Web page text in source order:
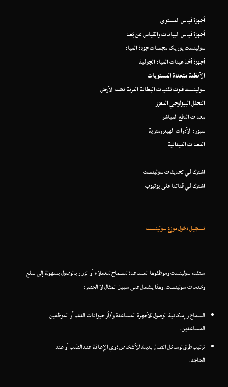
أجهزة قياس المستوى
أجهزة قياس البيانات والقياس عن بُعد
سولينست يوريكا مجسات جودة المياه
أجهزة أخذ عينات المياه الجوفية
الأنظمة متعددة المستويات
سولينست فلوت تقنيات البطانة المرنة تحت الأرض
التحلل البيولوجي المعزز
معدات الدفع المباشر
سبور: الأدوات الهيدرومترية
المعدات الميدانية
اشترك في تحديثات سولينست
اشترك في قناتنا على يوتيوب
تسجيل دخول موزع سولينست
ستقدم سولينست وموظفوها المساعدة للسماح للعملاء أو الزوار بالوصول بسهولة إلى سلع
وخدمات سولينست. وهذا يشمل على سبيل المثال لا الحصر:
السماح وإمكانية الوصول للأجهزة المساعدة و/أو حيوانات الدعم أو الموظفين
المساعدين.
ترتيب طرق لوسائل اتصال بديلة للأشخاص ذوي الإعاقة عند الطلب أو عند
الحاجة.